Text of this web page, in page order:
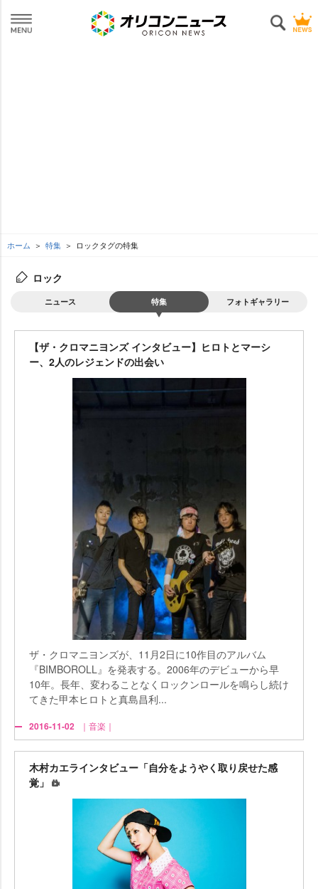
ホーム 特集 ロックタグの特集
ロック
ニュース 特集 フォトギャラリー
【ザ・クロマニヨンズ インタビュー】ヒロトとマーシ
ー、2人のレジェンドの出会い
ザ・クロマニヨンズが、11月2日に10作目のアルバム
『BIMBOROLL』を発表する。2006年のデビューから早
10年。長年、変わることなくロックンロールを鳴らし続け
てきた甲本ヒロトと真島昌利...
2016-11-02 ｜音楽｜
木村カエラインタビュー「自分をようやく取り戻せた感
覚」